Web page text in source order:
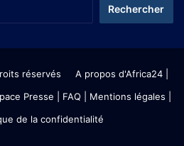
réservés A propos d'Africa24|
Presse | FAQ | Mentions légales
de la confidentialité